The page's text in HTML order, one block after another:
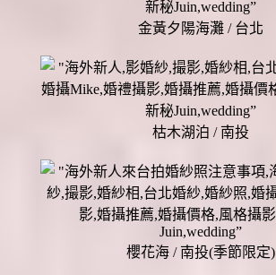
金黃夕陽海灘 / 台北
枯木湖泊 / 南投
櫻花海 / 南投(季節限定)